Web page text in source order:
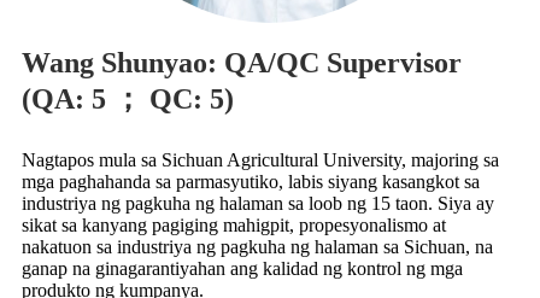
Wang Shunyao: QA/QC Supervisor
(QA: 5 ； QC: 5)
Nagtapos mula sa Sichuan Agricultural University, majoring sa
mga paghahanda sa parmasyutiko, labis siyang kasangkot sa
industriya ng pagkuha ng halaman sa loob ng 15 taon. Siya ay
sikat sa kanyang pagiging mahigpit, propesyonalismo at
nakatuon sa industriya ng pagkuha ng halaman sa Sichuan, na
ganap na ginagarantiyahan ang kalidad ng kontrol ng mga
produkto ng kumpanya.